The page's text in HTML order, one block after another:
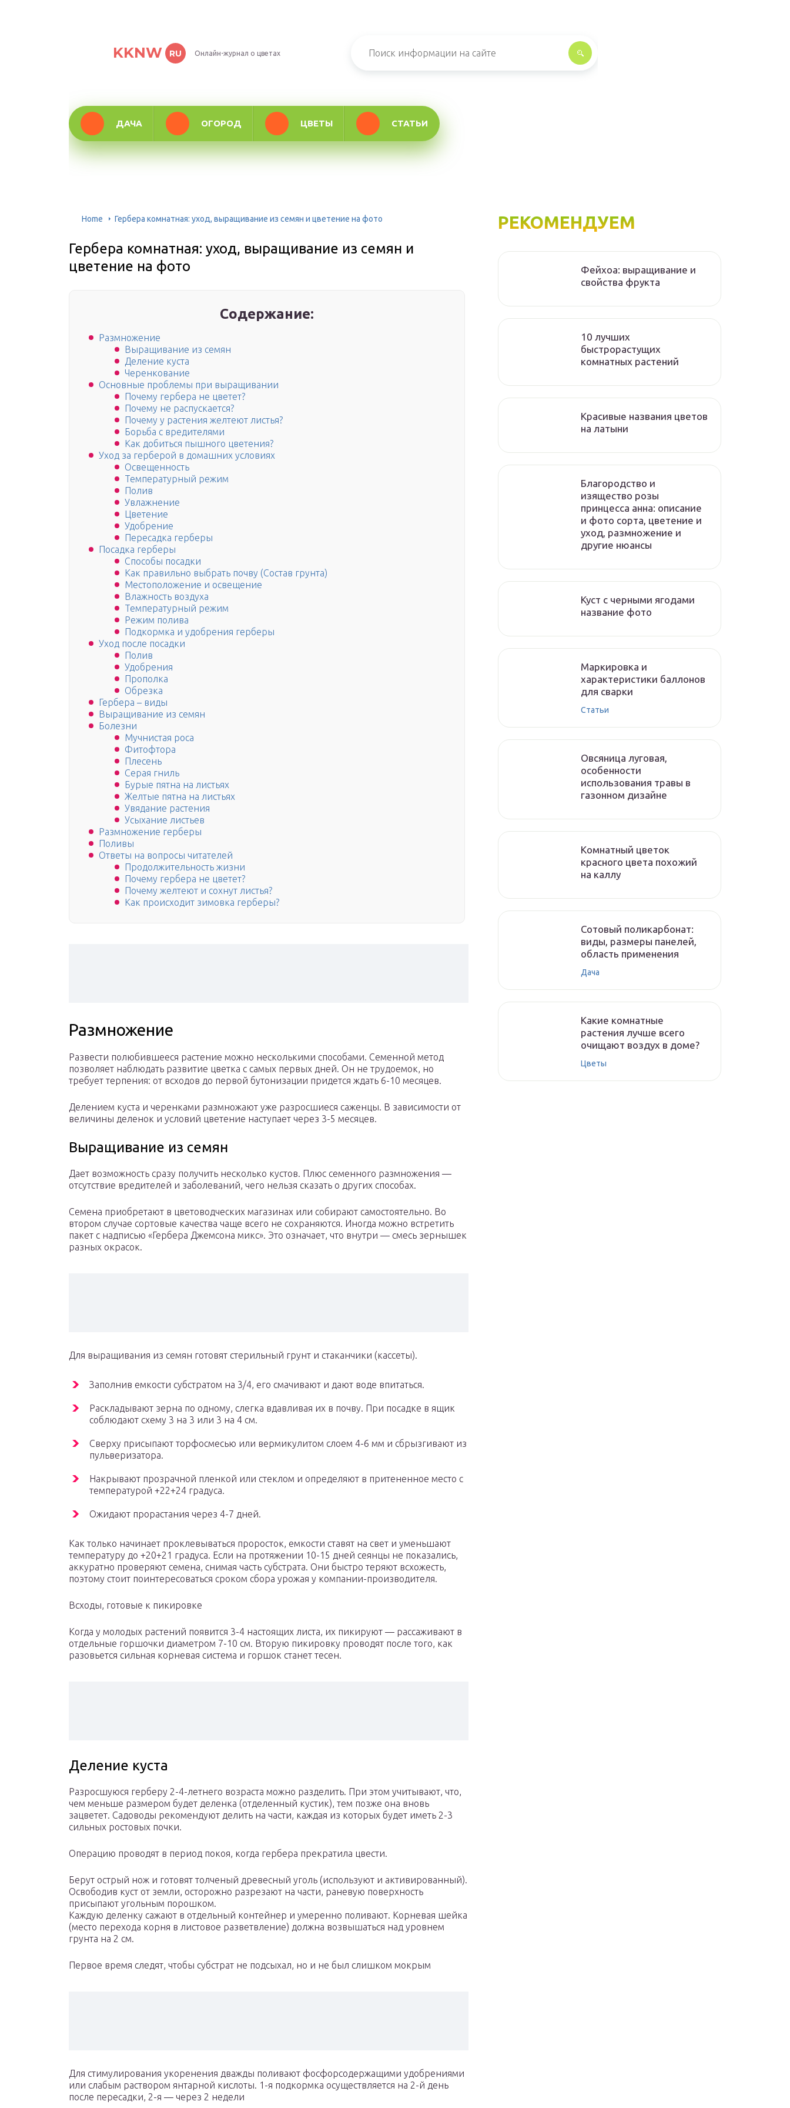
KKNW RU Онлайн-журнал о цветах
ДАЧА ОГОРОД ЦВЕТЫ СТАТЬИ
Home Гербера комнатная: уход, выращивание из семян и цветение на фото
Гербера комнатная: уход, выращивание из семян и
цветение на фото
Содержание:
Размножение
Выращивание из семян
Деление куста
Черенкование
Основные проблемы при выращивании
Почему гербера не цветет?
Почему не распускается?
Почему у растения желтеют листья?
Борьба с вредителями
Как добиться пышного цветения?
Уход за герберой в домашних условиях
Освещенность
Температурный режим
Полив
Увлажнение
Цветение
Удобрение
Пересадка герберы
Посадка герберы
Способы посадки
Как правильно выбрать почву (Состав грунта)
Местоположение и освещение
Влажность воздуха
Температурный режим
Режим полива
Подкормка и удобрения герберы
Уход после посадки
Полив
Удобрения
Прополка
Обрезка
Гербера – виды
Выращивание из семян
Болезни
Мучнистая роса
Фитофтора
Плесень
Серая гниль
Бурые пятна на листьях
Желтые пятна на листьях
Увядание растения
Усыхание листьев
Размножение герберы
Поливы
Ответы на вопросы читателей
Продолжительность жизни
Почему гербера не цветет?
Почему желтеют и сохнут листья?
Как происходит зимовка герберы?
Размножение
Развести полюбившееся растение можно несколькими способами. Семенной метод
позволяет наблюдать развитие цветка с самых первых дней. Он не трудоемок, но
требует терпения: от всходов до первой бутонизации придется ждать 6-10 месяцев.
Делением куста и черенками размножают уже разросшиеся саженцы. В зависимости от
величины деленок и условий цветение наступает через 3-5 месяцев.
Выращивание из семян
Дает возможность сразу получить несколько кустов. Плюс семенного размножения —
отсутствие вредителей и заболеваний, чего нельзя сказать о других способах.
Семена приобретают в цветоводческих магазинах или собирают самостоятельно. Во
втором случае сортовые качества чаще всего не сохраняются. Иногда можно встретить
пакет с надписью «Гербера Джемсона микс». Это означает, что внутри — смесь зернышек
разных окрасок.
Для выращивания из семян готовят стерильный грунт и стаканчики (кассеты).
Заполнив емкости субстратом на 3/4, его смачивают и дают воде впитаться.
Раскладывают зерна по одному, слегка вдавливая их в почву. При посадке в ящик
соблюдают схему 3 на 3 или 3 на 4 см.
Сверху присыпают торфосмесью или вермикулитом слоем 4-6 мм и сбрызгивают из
пульверизатора.
Накрывают прозрачной пленкой или стеклом и определяют в притененное место с
температурой +22+24 градуса.
Ожидают прорастания через 4-7 дней.
Как только начинает проклевываться проросток, емкости ставят на свет и уменьшают
температуру до +20+21 градуса. Если на протяжении 10-15 дней сеянцы не показались,
аккуратно проверяют семена, снимая часть субстрата. Они быстро теряют всхожесть,
поэтому стоит поинтересоваться сроком сбора урожая у компании-производителя.
Всходы, готовые к пикировке
Когда у молодых растений появится 3-4 настоящих листа, их пикируют — рассаживают в
отдельные горшочки диаметром 7-10 см. Вторую пикировку проводят после того, как
разовьется сильная корневая система и горшок станет тесен.
Деление куста
Разросшуюся герберу 2-4-летнего возраста можно разделить. При этом учитывают, что,
чем меньше размером будет деленка (отделенный кустик), тем позже она вновь
зацветет. Садоводы рекомендуют делить на части, каждая из которых будет иметь 2-3
сильных ростовых почки.
Операцию проводят в период покоя, когда гербера прекратила цвести.
Берут острый нож и готовят толченый древесный уголь (используют и активированный).
Освободив куст от земли, осторожно разрезают на части, раневую поверхность
присыпают угольным порошком.
Каждую деленку сажают в отдельный контейнер и умеренно поливают. Корневая шейка
(место перехода корня в листовое разветвление) должна возвышаться над уровнем
грунта на 2 см.
Первое время следят, чтобы субстрат не подсыхал, но и не был слишком мокрым
Для стимулирования укоренения дважды поливают фосфорсодержащими удобрениями
или слабым раствором янтарной кислоты. 1-я подкормка осуществляется на 2-й день
после пересадки, 2-я — через 2 недели
РЕКОМЕНДУЕМ
Фейхоа: выращивание и
свойства фрукта
10 лучших
быстрорастущих
комнатных растений
Красивые названия цветов
на латыни
Благородство и
изящество розы
принцесса анна: описание
и фото сорта, цветение и
уход, размножение и
другие нюансы
Куст с черными ягодами
название фото
Маркировка и
характеристики баллонов
для сварки
Статьи
Овсяница луговая,
особенности
использования травы в
газонном дизайне
Комнатный цветок
красного цвета похожий
на каллу
Сотовый поликарбонат:
виды, размеры панелей,
область применения
Дача
Какие комнатные
растения лучше всего
очищают воздух в доме?
Цветы